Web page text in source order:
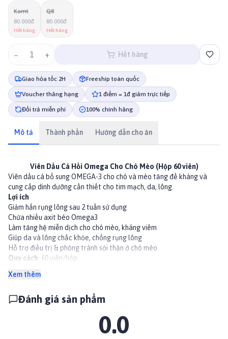
Kamt
80.000đ
Hết hàng
Q8
80.000đ
Hết hàng
− 1 + Hết hàng
Giao hỏa tốc 2H Freeship toàn quốc
Voucher thăng hạng 1 điểm = 1đ giảm trực tiếp
Đổi trả miễn phí 100% chính hãng
Mô tả Thành phần Hướng dẫn cho ăn
Viên Dầu Cá Hồi Omega Cho Chó Mèo (Hộp 60 viên)
Viên dầu cá bổ sung OMEGA-3 cho chó và mèo tăng đề kháng và
cung cấp dinh dưỡng cần thiết cho tim mạch, da, lông.
Lợi ích
Giảm hẳn rụng lông sau 2 tuần sử dụng
Chứa nhiều axit béo Omega3
Làm tăng hệ miễn dịch cho chó mèo, kháng viêm
Giúp da và lông chắc khỏe, chống rụng lông
Hỗ trợ điều trị & phòng tránh sỏi thận ở chó mèo
Quy cách: 60 viên/hộp
Chó: 1-2 viên /10kg thể trọng/ngày
👉 Xem thêm sản phẩm khác tại
Xem thêm
Đánh giá sản phẩm
0.0